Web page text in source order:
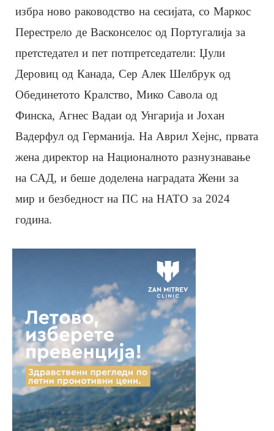
избра ново раководство на сесијата, со Маркос
Перестрело де Васконселос од Португалија за
претстедател и пет потпретседатели: Џули
Деровиц од Канада, Сер Алек Шелбрук од
Обединетото Кралство, Мико Савола од
Финска, Агнес Вадаи од Унгарија и Јохан
Вадерфул од Германија. На Аврил Хејнс, првата
жена директор на Националното разнузнавање
на САД, и беше доделена наградата Жени за
мир и безбедност на ПС на НАТО за 2024
година.